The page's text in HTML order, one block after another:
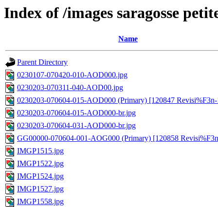
Index of /images saragosse
Name
Parent Directory
0230107-070420-010-AOD000.jpg
0230203-070311-040-AOD00.jpg
0230203-070604-015-AOD000 (Primary) [120847
0230203-070604-015-AOD000-br.jpg
0230203-070604-031-AOD000-br.jpg
GG00000-070604-001-AOG000 (Primary) [120858
IMGP1515.jpg
IMGP1522.jpg
IMGP1524.jpg
IMGP1527.jpg
IMGP1558.jpg